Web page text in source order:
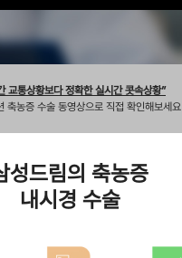
교통상황보다 정확한 실시간 콧속상황”
축농증 수술 동영상으로 직접 확인해보세요
성드림의 축농증
내시경 수술